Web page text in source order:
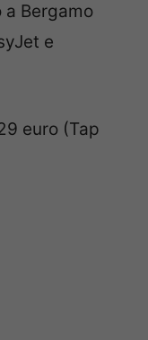
a Bergamo
e
euro (Tap